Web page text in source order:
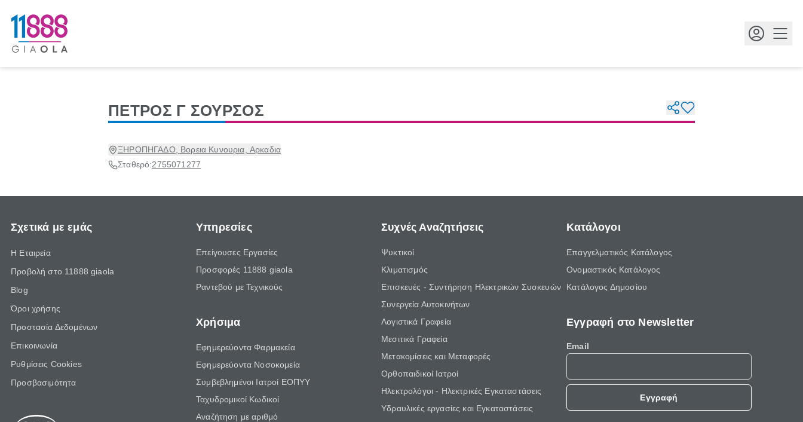
ΠΕΤΡΟΣ Γ ΣΟΥΡΣΟΣ
ΞΗΡΟΠΗΓΑΔΟ, Βορεια Κυνουρια, Αρκαδια
Σταθερό:2755071277
Σχετικά με εμάς
Η Εταιρεία
Προβολή στο 11888 giaola
Blog
Όροι χρήσης
Προστασία Δεδομένων
Επικοινωνία
Ρυθμίσεις Cookies
Προσβασιμότητα
Υπηρεσίες
Επείγουσες Εργασίες
Προσφορές 11888 giaola
Ραντεβού με Τεχνικούς
Χρήσιμα
Εφημερεύοντα Φαρμακεία
Εφημερεύοντα Νοσοκομεία
Συμβεβλημένοι Ιατροί ΕΟΠΥΥ
Ταχυδρομικοί Κωδικοί
Αναζήτηση με αριθμό
Συχνές Αναζητήσεις
Ψυκτικοί
Κλιματισμός
Επισκευές - Συντήρηση Ηλεκτρικών Συσκευών
Συνεργεία Αυτοκινήτων
Λογιστικά Γραφεία
Μεσιτικά Γραφεία
Μετακομίσεις και Μεταφορές
Ορθοπαιδικοί Ιατροί
Ηλεκτρολόγοι - Ηλεκτρικές Εγκαταστάσεις
Υδραυλικές εργασίες και Εγκαταστάσεις
Κατάλογοι
Επαγγελματικός Κατάλογος
Ονομαστικός Κατάλογος
Κατάλογος Δημοσίου
Εγγραφή στο Newsletter
Email
Εγγραφή